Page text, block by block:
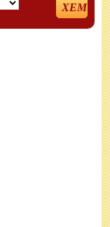
XEM